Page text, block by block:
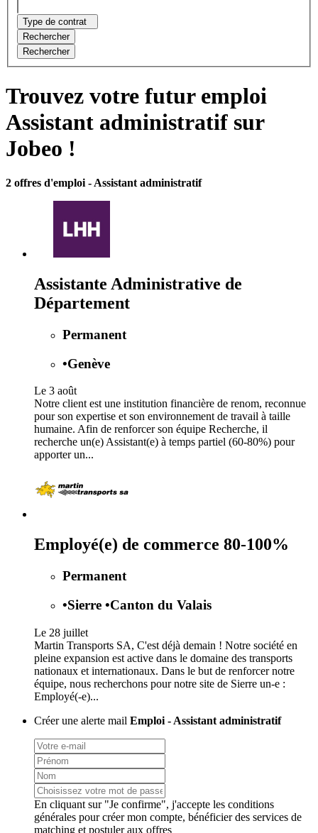
Type de contrat
Rechercher
Rechercher
Trouvez votre futur emploi
Assistant administratif sur
Jobeo !
2 offres d'emploi - Assistant administratif
Assistante Administrative de
Département
Permanent
•Genève
Le 3 août
Notre client est une institution financière de renom, reconnue
pour son expertise et son environnement de travail à taille
humaine. Afin de renforcer son équipe Recherche, il
recherche un(e) Assistant(e) à temps partiel (60-80%) pour
apporter un...
Employé(e) de commerce 80-100%
Permanent
•Sierre •Canton du Valais
Le 28 juillet
Martin Transports SA, C'est déjà demain ! Notre société en
pleine expansion est active dans le domaine des transports
nationaux et internationaux. Dans le but de renforcer notre
équipe, nous recherchons pour notre site de Sierre un-e :
Employé(-e)...
Créer une alerte mail Emploi - Assistant administratif
En cliquant sur "Je confirme", j'accepte les conditions
générales pour créer mon compte, bénéficier des services de
matching et postuler aux offres